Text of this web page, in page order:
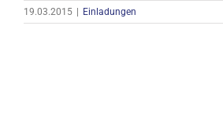
19.03.2015 Einladungen